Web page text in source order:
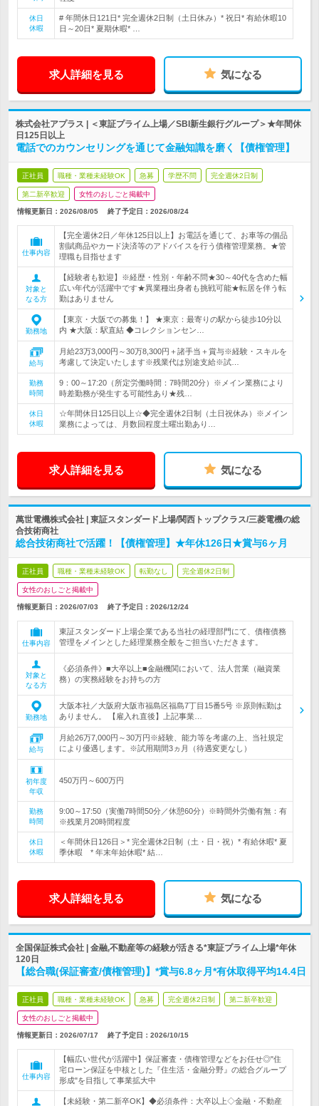
休日
休暇
# 年間休日121日* 完全週休2日制（土日休み）* 祝日* 有給休暇10
日～20日* 夏期休暇* …
求人詳細を見る 気になる
株式会社アプラス | ＜東証プライム上場／SBI新生銀行グループ＞★年間休
日125日以上
電話でのカウンセリングを通じて金融知識を磨く【債権管理】
正社員 職種・業種未経験OK 急募 学歴不問 完全週休2日制
第二新卒歓迎 女性のおしごと掲載中
情報更新日：2026/08/05 終了予定日： 2026/08/24
仕事内容
【完全週休2日／年休125日以上】お電話を通じて、お車等の個品
割賦商品やカード決済等のアドバイスを行う債権管理業務。★管
理職も目指せます
対象と
なる方
【経験者も歓迎】※経歴・性別・年齢不問★30～40代を含めた幅
広い年代が活躍中です★異業種出身者も挑戦可能★転居を伴う転
勤はありません
勤務地
【東京・大阪での募集！】 ★東京：最寄りの駅から徒歩10分以
内 ★大阪：駅直結 ◆コレクションセン…
給与
月給23万3,000円～30万8,300円＋諸手当＋賞与※経験・スキルを
考慮して決定いたします※残業代は別途支給※試…
勤務
時間
9：00～17:20（所定労働時間：7時間20分）※メイン業務により
時差勤務が発生する可能性あり★残…
休日
休暇
☆年間休日125日以上☆◆完全週休2日制（土日祝休み）※メイン
業務によっては、月数回程度土曜出勤あり…
求人詳細を見る 気になる
萬世電機株式会社 | 東証スタンダード上場/関西トップクラス/三菱電機の総
合技術商社
総合技術商社で活躍！【債権管理】★年休126日★賞与6ヶ月
正社員 職種・業種未経験OK 転勤なし 完全週休2日制
女性のおしごと掲載中
情報更新日：2026/07/03 終了予定日： 2026/12/24
仕事内容
東証スタンダード上場企業である当社の経理部門にて、債権債務
管理をメインとした経理業務全般をご担当いただきます。
対象と
なる方
《必須条件》■大卒以上■金融機関において、法人営業（融資業
務）の実務経験をお持ちの方
勤務地
大阪本社／大阪府大阪市福島区福島7丁目15番5号 ※原則転勤は
ありません。 【雇入れ直後】上記事業…
給与
月給26万7,000円～30万円※経験、能力等を考慮の上、当社規定
により優遇します。※試用期間3ヵ月（待遇変更なし）
初年度
年収
450万円～600万円
勤務
時間
9:00～17:50（実働7時間50分／休憩60分）※時間外労働有無：有
※残業月20時間程度
休日
休暇
＜年間休日126日＞* 完全週休2日制（土・日・祝）* 有給休暇* 夏
季休暇 * 年末年始休暇* 結…
求人詳細を見る 気になる
全国保証株式会社 | 金融,不動産等の経験が活きる*東証プライム上場*年休
120日
【総合職(保証審査/債権管理)】*賞与6.8ヶ月*有休取得平均14.4日
正社員 職種・業種未経験OK 急募 完全週休2日制 第二新卒歓迎
女性のおしごと掲載中
情報更新日：2026/07/17 終了予定日： 2026/10/15
仕事内容
【幅広い世代が活躍中】保証審査・債権管理などをお任せ◎"住
宅ローン保証を中核とした『住生活・金融分野』の総合グループ
形成"を目指して事業拡大中
【未経験・第二新卒OK】◆必須条件：大卒以上◇金融・不動産